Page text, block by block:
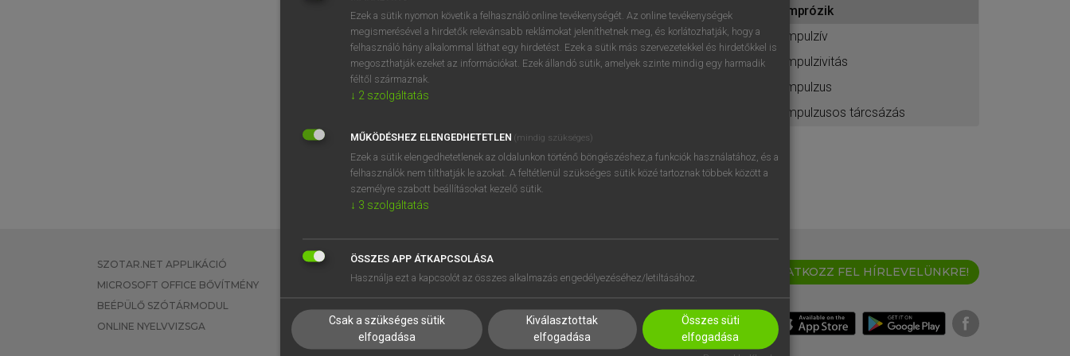
BELÉPÉS
próbaverziójának elindításához
regisztrálok ésbelépek.
REGISZTRÁCIÓ
imprózik
impulzív
impulzivitás
impulzus
impulzusos tárcsázás
SZOTAR.NET APPLIKÁCIÓ
MICROSOFT OFFICE BŐVÍTMÉNY
BEÉPÜLŐ SZÓTÁRMODUL
ONLINE NYELVVIZSGA
EGYÉNI FELHASZNÁLÓKNAK
TANULÓKNAK
VÁLLALATI MEGOLDÁSOK
SÚGÓ
RÓLUNK
SÜTI BEÁLLÍTÁSOK
IRATKOZZ FEL HÍRLEVELÜNKRE!
Ezek a sütik nyomon követik a felhasználó online tevékenységét. Az online tevékenységek
megismerésével a hirdetők relevánsabb reklámokat jeleníthetnek meg, és korlátozhatják, hogy a
felhasználó hány alkalommal láthat egy hirdetést. Ezek a sütik más szervezetekkel és hirdetőkkel is
megoszthatják ezeket az információkat. Ezek állandó sütik, amelyek szinte mindig egy harmadik
féltől származnak.
↓ 2 szolgáltatás
MŰKÖDÉSHEZ ELENGEDHETETLEN (mindig szükséges)
Ezek a sütik elengedhetetlenek az oldalunkon történő böngészéshez,a funkciók használatához, és a
felhasználók nem tilthatják le azokat. A feltétlenül szükséges sütik közé tartoznak többek között a
személyre szabott beállításokat kezelő sütik.
↓ 3 szolgáltatás
ÖSSZES APP ÁTKAPCSOLÁSA
Használja ezt a kapcsolót az összes alkalmazás engedélyezéséhez/letiltásához.
Csak a szükséges sütik
elfogadása
Kiválasztottak
elfogadása
Összes süti
elfogadása